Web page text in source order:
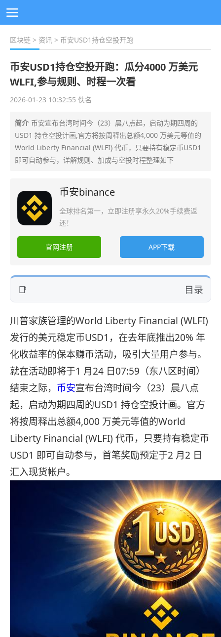
区块链 > 资讯 > 币安USD1持仓空投开跑
币安USD1持仓空投开跑：瓜分4000 万美元
WLFI,参与规则、时程一次看
2026-01-23 10:32:55 佚名
简介 币安宣布台湾时间今（23）晨八点起，启动为期四周的
USD1 持仓空投计画,官方将按周释出总额4,000 万美元等值的
World Liberty Financial (WLFI) 代币，只要持有稳定币USD1
即可自动参与，详解规则、加成与空投时程整理如下
币安binance
全球排名第一，立即注册享永久20%手续费返
还！
官网注册 APP下载
目录
川普家族管理的World Liberty Financial (WLFI)
发行的美元稳定币USD1，在去年底推出20% 年
化收益率的保本赚币活动，吸引大量用户参与。
就在活动即将于1 月24 日07:59（东八区时间）
结束之际， 币安宣布台湾时间今（23）晨八点
起，启动为期四周的USD1 持仓空投计画。官方
将按周释出总额4,000 万美元等值的World
Liberty Financial (WLFI) 代币，只要持有稳定币
USD1 即可自动参与，首笔奖励预定于2 月2 日
汇入现货帐户。